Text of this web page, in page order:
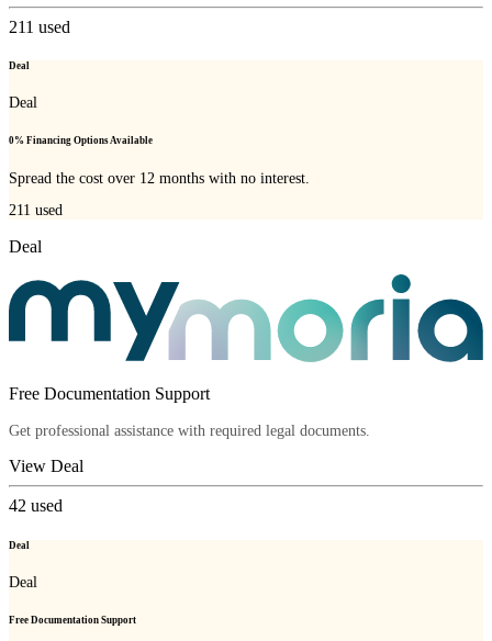
211 used
Deal
Deal
0% Financing Options Available
Spread the cost over 12 months with no interest.
211 used
Deal
Free Documentation Support
Get professional assistance with required legal documents.
View Deal
42 used
Deal
Deal
Free Documentation Support